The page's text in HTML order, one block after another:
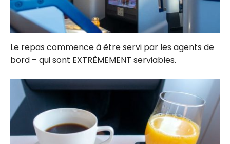
Le repas commence à être servi par les agents de
bord – qui sont EXTRÊMEMENT serviables.